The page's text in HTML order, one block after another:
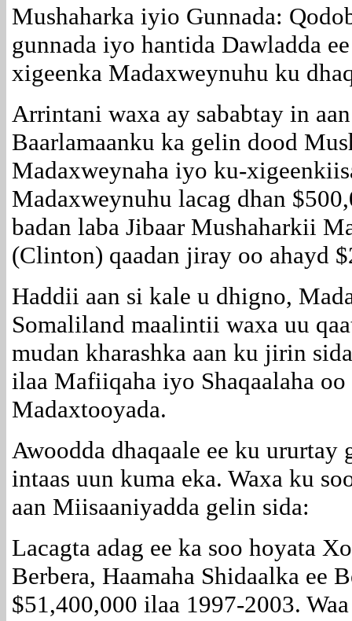
Mushaharka iyio Gunnada:
gunnada iyo hantida Dawladda
xigeenka Madaxweynuhu ku
Arrintani waxa ay sababtay in
Baarlamaanku ka gelin dood
Madaxweynaha iyo ku-
Madaxweynuhu lacag dhan
badan laba Jibaar Mushaharkii
(Clinton) qaadan jiray oo ahayd
Haddii aan si kale u dhigno,
Somaliland maalintii waxa uu
mudan kharashka aan ku jirin
ilaa Mafiiqaha iyo Shaqaalaha
Madaxtooyada.
Awoodda dhaqaale ee ku ururtay
intaas uun kuma eka. Waxa ku
aan Miisaaniyadda gelin sida:
Lacagta adag ee ka soo hoyata
Berbera, Haamaha Shidaalka ee
$51,400,000 ilaa 1997-2003.